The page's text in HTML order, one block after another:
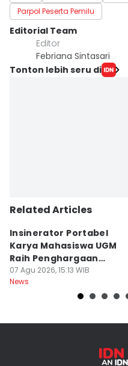
Parpol Peserta Pemilu
Editorial Team
Editor
Febriana Sintasari
Tonton lebih seru di
Related Articles
Insinerator Portabel
Karya Mahasiswa UGM
Raih Penghargaan
Internasional
07 Agu 2026, 15:13 WIB
News